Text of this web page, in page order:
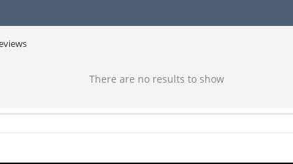
There are no results to show